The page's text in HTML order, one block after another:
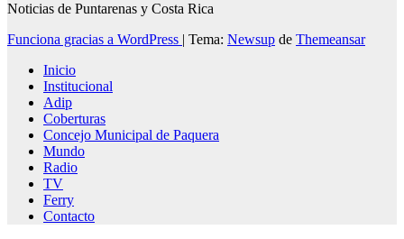
Noticias de Puntarenas y Costa Rica
Funciona gracias a WordPress | Tema: Newsup de Themeansar
Inicio
Institucional
Adip
Coberturas
Concejo Municipal de Paquera
Mundo
Radio
TV
Ferry
Contacto